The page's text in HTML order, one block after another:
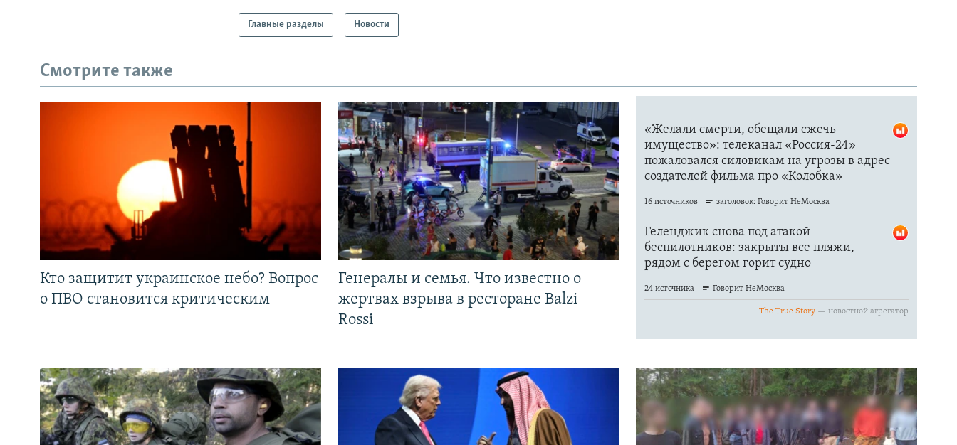
Главные разделы Новости
Смотрите также
Кто защитит украинское небо? Вопрос
о ПВО становится критическим
Генералы и семья. Что известно о
жертвах взрыва в ресторане Balzi
Rossi